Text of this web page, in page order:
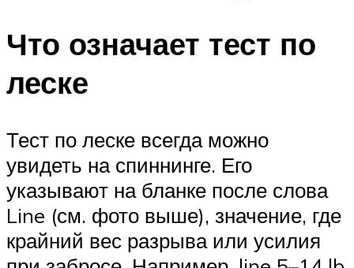
Что означает тест по
леске
Тест по леске всегда можно
увидеть на спиннинге. Его
указывают на бланке после слова
Line (см. фото выше), значение, где
крайний вес разрыва или усилия